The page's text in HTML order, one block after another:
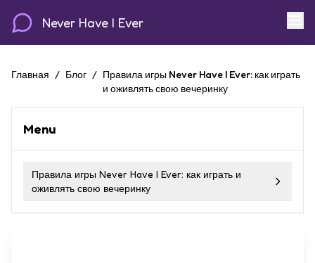
Never Have I Ever
Главная / Блог / Правила игры Never Have I Ever: как играть
и оживлять свою вечеринку
Menu
Правила игры Never Have I Ever: как играть и
оживлять свою вечеринку